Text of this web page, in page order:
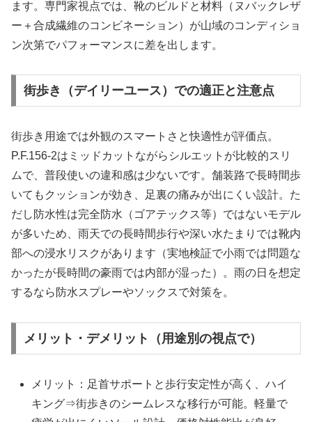
ます。専門家視点では、靴のビルドと材料（ヌバックレザ
ー＋合成繊維のコンビネーション）が山域のコンディショ
ン次第でパフォーマンスに差を出します。
街歩き（デイリーユース）での適正と注意点
街歩き用途では外観のスマートさと快適性が評価点。
P.F.156-2はミッドカットながらシルエットが比較的スリ
ムで、普段使いの違和感は少ないです。舗装路で長時間歩
いてもクッションが効き、足裏の痛みが出にくい設計。た
だし防水性は完全防水（ゴアテックス等）ではないモデル
が多いため、雨天での長時間歩行や深い水たまりでは靴内
部への浸水リスクがあります（実地検証で小雨では問題な
かったが長時間の豪雨では内部が湿った）。雨の日を想定
するなら防水スプレーやソックスで対策を。
メリット・デメリット（用途別の視点で）
メリット：足首サポートと歩行安定性が高く、ハイ
キング⇒街歩きのシームレスな移行が可能。軽量で